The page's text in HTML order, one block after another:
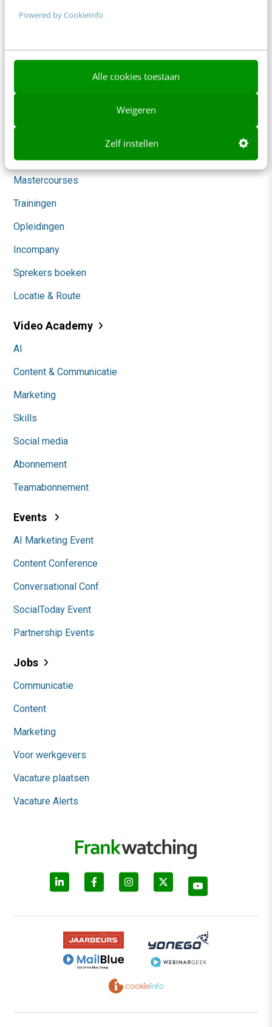
Powered by CookieInfo
Alle cookies toestaan
Weigeren
Zelf instellen
Klantcontact & CX
Social
Themanieuwsbrieven
Academy
Agenda
Mastercourses
Trainingen
Opleidingen
Incompany
Sprekers boeken
Locatie & Route
Video Academy
AI
Content & Communicatie
Marketing
Skills
Social media
Abonnement
Teamabonnement
Events
AI Marketing Event
Content Conference
Conversational Conf.
SocialToday Event
Partnership Events
Jobs
Communicatie
Content
Marketing
Voor werkgevers
Vacature plaatsen
Vacature Alerts